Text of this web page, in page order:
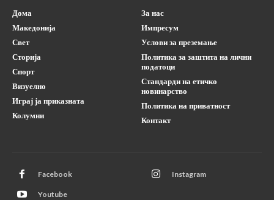
Дома
Македонија
Свет
Сторија
Спорт
Визуелно
Играј ја приказната
Колумни
За нас
Импресум
Услови за преземање
Политика за заштита на лични
податоци
Стандарди на етичко
новинарство
Политика на приватност
Контакт
Facebook Instagram
Youtube